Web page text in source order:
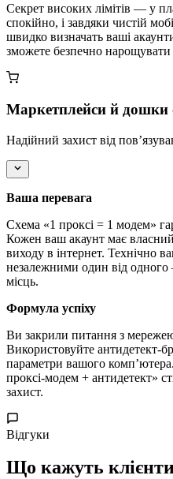
Секрет високих лімітів — у
спокійно, і завдяки чистій
швидко визначать ваші
зможете безпечно нарощувати
Маркетплейси й дошки
Надійний захист від
Ваша перевага
Схема «1 проксі = 1 модем»
Кожен ваш акаунт має
виходу в інтернет. Технічно
незалежними один від одного
місць.
Формула успіху
Ви закрили питання з
Використовуйте антидетект-
параметри вашого
проксі-модем + антидетект»
захист.
Відгуки
Що кажуть